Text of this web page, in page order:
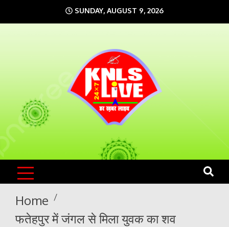
to
SUNDAY, AUGUST 9, 2026
KNLS LIVE
India`s No.1 News Portal
Home
फतेहपुर में जंगल से मिला युवक का शव